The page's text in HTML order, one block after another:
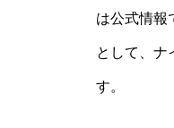
は公式情報
として、ナ
す。